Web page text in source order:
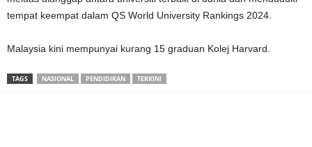
tempat keempat dalam QS World University Rankings 2024.
Malaysia kini mempunyai kurang 15 graduan Kolej Harvard.
TAGS NASIONAL PENDIDIKAN TERKINI